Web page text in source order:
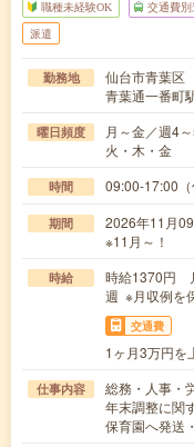
職種未経験OK 交通費別
派遣
勤務地
仙台市青葉区
青葉通一番町
曜日頻度
月～金／週4
火・木・金
時間 09:00-17:00（
期間
2026年11月
※11月～！
時給
時給1370円
週 ※月収例を
交通費
1ヶ月3万円を
仕事内容
総務・人事・
年末調整に関
保育園へ発送